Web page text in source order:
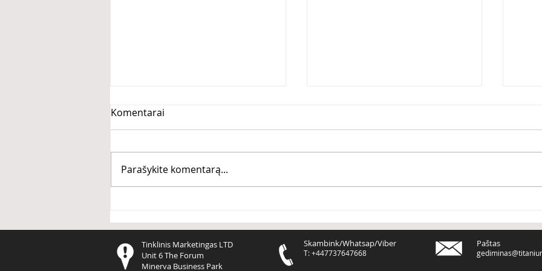
Bryant, Michael Jordan ir
Cristiano Ronaldo?
tau priklausytų
Komentarai
Parašykite komentarą...
Tinklinis Marketingas LTD
Unit 6 The Forum
Minerva Business Park
Skambink/Whatsap/Viber
T: +447737647668
Paštas